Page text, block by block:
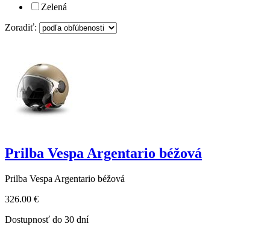
Zelená
Zoradiť:
Prilba Vespa Argentario béžová
Prilba Vespa Argentario béžová
326.00 €
Dostupnosť do 30 dní